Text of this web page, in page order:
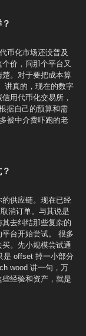
币化市场还没普及
价，问那个平台又
。对于要把成本算
讲真的，现在的数字
用代币化交易所，
据自己的预算和需
被中介费吓跑的老
供应链。现在已经
消订单。与其说是
去纠结那些复杂的
台开始尝试。 很多
。先小规模尝试通
是 offset 掉一小部分
wood 讲一句，万
经验和资产，就是